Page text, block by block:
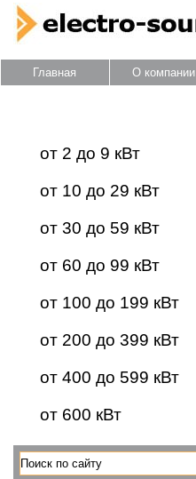
Главная О компании
от 2 до 9 кВт
от 10 до 29 кВт
от 30 до 59 кВт
от 60 до 99 кВт
от 100 до 199 кВт
от 200 до 399 кВт
от 400 до 599 кВт
от 600 кВт